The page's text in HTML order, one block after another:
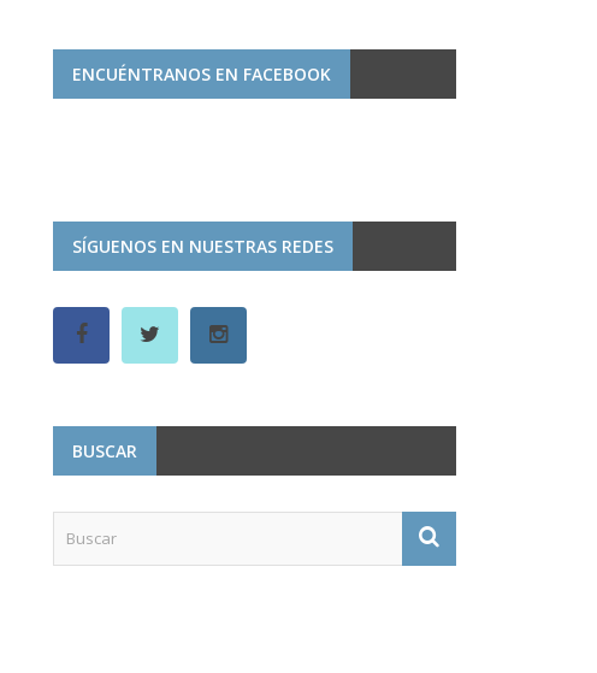
ENCUÉNTRANOS EN FACEBOOK
SÍGUENOS EN NUESTRAS REDES
BUSCAR